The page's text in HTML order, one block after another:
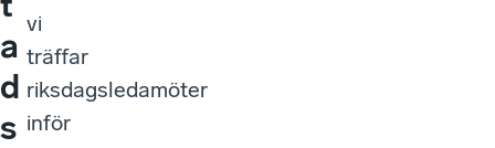
a
d
s
vi
träffar
riksdagsledamöter
inför